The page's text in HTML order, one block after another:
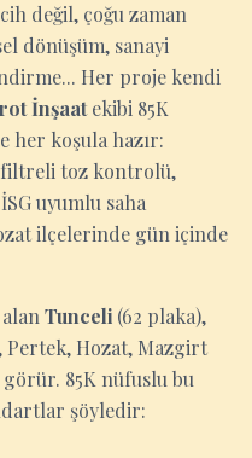
değil, çoğu zaman
dönüşüm, sanayi
Her proje kendi
İnşaatekibi 85K
her koşula hazır:
filtreli toz kontrolü,
uyumlu saha
ilçelerinde gün içinde
Tunceli (62 plaka),
Pertek, Hozat, Mazgirt
85K nüfuslu bu
şöyledir: